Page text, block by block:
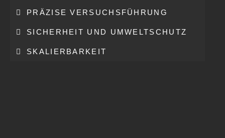
PRÄZISE VERSUCHSFÜHRUNG
SICHERHEIT UND UMWELTSCHUTZ
SKALIERBARKEIT